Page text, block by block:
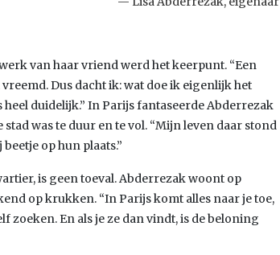
van haar vriend werd het keerpunt. “Een
Dus dacht ik: wat doe ik eigenlijk het
duidelijk.” In Parijs fantaseerde Abderrezak
was te duur en te vol. “Mijn leven daar stond
op hun plaats.”
is geen toeval. Abderrezak woont op
op krukken. “In Parijs komt alles naar je toe,
zoeken. En als je ze dan vindt, is de beloning